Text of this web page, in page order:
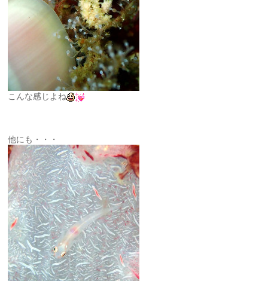
こんな感じよね
他にも・・・